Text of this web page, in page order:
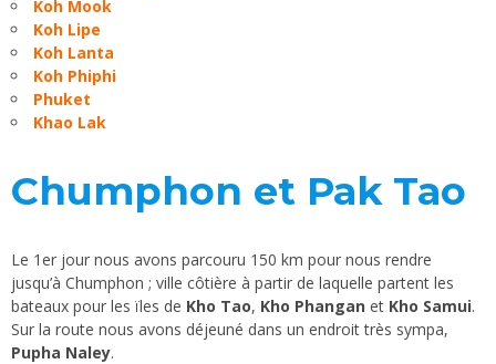
Koh Mook
Koh Lipe
Koh Lanta
Koh Phiphi
Phuket
Khao Lak
Chumphon et Pak Tao
Le 1er jour nous avons parcouru 150 km pour nous rendre
jusqu’à Chumphon ; ville côtière à partir de laquelle partent les
bateaux pour les ïles de Kho Tao, Kho Phangan et Kho Samui.
Sur la route nous avons déjeuné dans un endroit très sympa,
Pupha Naley.